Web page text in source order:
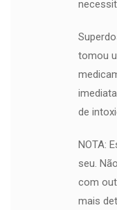
tomou
de
NOTA:
seu.
com
mais